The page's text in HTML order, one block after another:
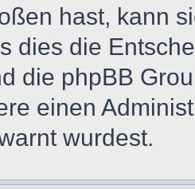
hast, kann
dies die
die phpBB
einen
wurdest.